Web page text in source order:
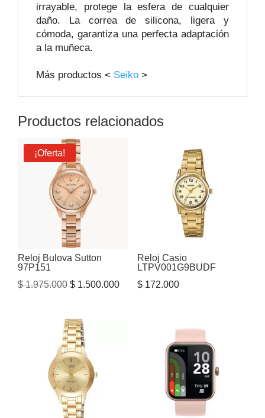
irrayable, protege la esfera de cualquier
daño. La correa de silicona, ligera y
cómoda, garantiza una perfecta adaptación
a la muñeca.
Más productos < Seiko >
Productos relacionados
¡Oferta!
Reloj Bulova Sutton
97P151
$1.975.000 El
era:
$ 1.975.000.
$ 1.500.000El
$ 1.500.000.
Reloj Casio
LTPV001G9BUDF
$172.000